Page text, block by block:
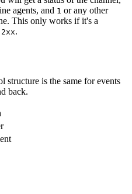
agents, and 1 or any other
This only works if it's a
2xx.
structure is the same for events
back.